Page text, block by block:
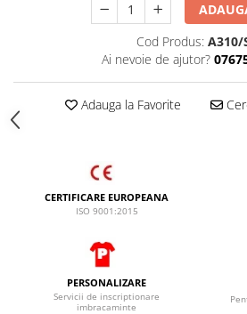
Cod Produs: A310/
Ai nevoie de ajutor?
Adauga la Favorite
CERTIFICARE EUROPEANA
ISO 9001:2015
PERSONALIZARE
Servicii de inscriptionare
imbracaminte